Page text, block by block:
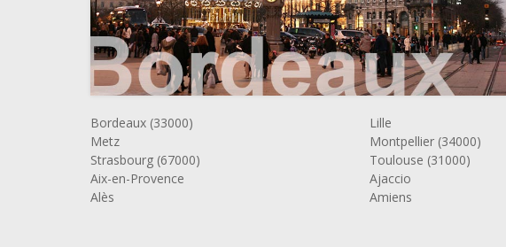
Bordeaux (33000) Lille
Metz
Montpellier (34000)
Strasbourg (67000)
Toulouse (31000)
Aix-en-Provence
Ajaccio
Alès
Amiens